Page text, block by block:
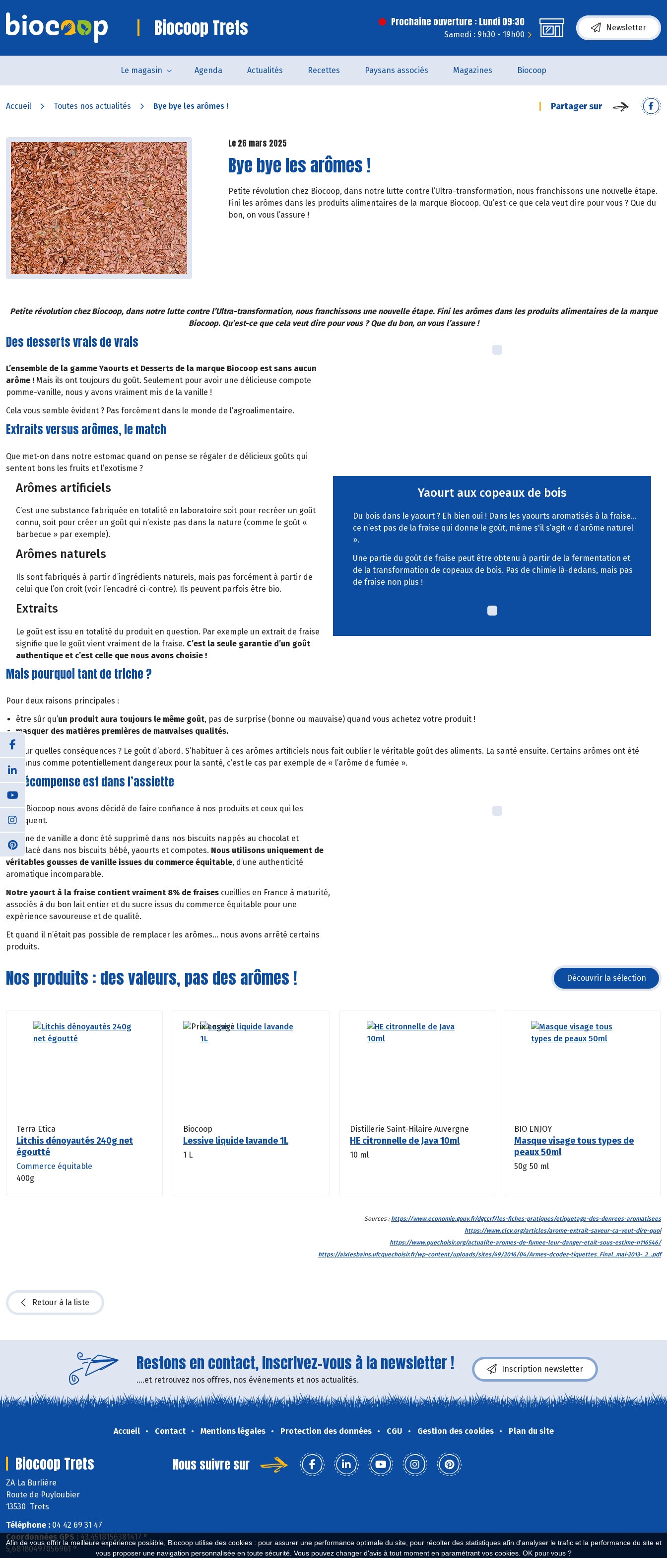
Afin de vous offrir la meilleure expérience possible, Biocoop utilise des cookies : pour assurer une performance optimale du site, pour récolter des statistiques afin d'analyser le trafic et la performance du site et
vous proposer une navigation personnalisée en toute sécurité. Vous pouvez changer d'avis à tout moment en paramétrant vos cookies. OK pour vous ?
Biocoop Trets Prochaine ouverture : Lundi 09:30
Samedi : 9h30 - 19h00
Newsletter
Le magasin Agenda Actualités Recettes Paysans associés Magazines Biocoop
Accueil Toutes nos actualités Bye bye les arômes ! Partager sur
Le 26 mars 2025
Bye bye les arômes !
Petite révolution chez Biocoop, dans notre lutte contre l’Ultra-transformation, nous franchissons une nouvelle étape.
Fini les arômes dans les produits alimentaires de la marque Biocoop. Qu’est-ce que cela veut dire pour vous ? Que du
bon, on vous l’assure !
Petite révolution chez Biocoop, dans notre lutte contre l’Ultra-transformation, nous franchissons une nouvelle étape. Fini les arômes dans les produits alimentaires de la marque
Biocoop. Qu’est-ce que cela veut dire pour vous ? Que du bon, on vous l’assure !
Des desserts vrais de vrais
L’ensemble de la gamme Yaourts et Desserts de la marque Biocoop est sans aucun
arôme ! Mais ils ont toujours du goût. Seulement pour avoir une délicieuse compote
pomme-vanille, nous y avons vraiment mis de la vanille !
Cela vous semble évident ? Pas forcément dans le monde de l’agroalimentaire.
Extraits versus arômes, le match
Que met-on dans notre estomac quand on pense se régaler de délicieux goûts qui
sentent bons les fruits et l’exotisme ?
Arômes artificiels
C’est une substance fabriquée en totalité en laboratoire soit pour recréer un goût
connu, soit pour créer un goût qui n’existe pas dans la nature (comme le goût «
barbecue » par exemple).
Arômes naturels
Ils sont fabriqués à partir d’ingrédients naturels, mais pas forcément à partir de
celui que l’on croit (voir l’encadré ci-contre). Ils peuvent parfois être bio.
Extraits
Le goût est issu en totalité du produit en question. Par exemple un extrait de fraise
signifie que le goût vient vraiment de la fraise. C’est la seule garantie d’un goût
authentique et c’est celle que nous avons choisie !
Yaourt aux copeaux de bois
Du bois dans le yaourt ? Eh bien oui ! Dans les yaourts aromatisés à la fraise…
ce n’est pas de la fraise qui donne le goût, même s'il s’agit « d’arôme naturel
».
Une partie du goût de fraise peut être obtenu à partir de la fermentation et
de la transformation de copeaux de bois. Pas de chimie là-dedans, mais pas
de fraise non plus !
Mais pourquoi tant de triche ?
Pour deux raisons principales :
être sûr qu’un produit aura toujours le même goût, pas de surprise (bonne ou mauvaise) quand vous achetez votre produit !
masquer des matières premières de mauvaises qualités.
Et pour quelles conséquences ? Le goût d’abord. S’habituer à ces arômes artificiels nous fait oublier le véritable goût des aliments. La santé ensuite. Certains arômes ont été
reconnus comme potentiellement dangereux pour la santé, c’est le cas par exemple de « l’arôme de fumée ».
La récompense est dans l’assiette
Chez Biocoop nous avons décidé de faire confiance à nos produits et ceux qui les
fabriquent.
L’arôme de vanille a donc été supprimé dans nos biscuits nappés au chocolat et
remplacé dans nos biscuits bébé, yaourts et compotes. Nous utilisons uniquement de
véritables gousses de vanille issues du commerce équitable, d’une authenticité
aromatique incomparable.
Notre yaourt à la fraise contient vraiment 8% de fraises cueillies en France à maturité,
associés à du bon lait entier et du sucre issus du commerce équitable pour une
expérience savoureuse et de qualité.
Et quand il n’était pas possible de remplacer les arômes… nous avons arrêté certains
produits.
Nos produits : des valeurs, pas des arômes ! Découvrir la sélection
Terra Etica
Litchis dénoyautés 240g net
égoutté
Commerce équitable
400g
Biocoop
Lessive liquide lavande 1L
1 L
Distillerie Saint-Hilaire Auvergne
HE citronnelle de Java 10ml
10 ml
BIO ENJOY
Masque visage tous types de
peaux 50ml
50g 50 ml
Sources : https://www.economie.gouv.fr/dgccrf/les-fiches-pratiques/etiquetage-des-denrees-aromatisees
https://www.clcv.org/articles/arome-extrait-saveur-ca-veut-dire-quoi
https://www.quechoisir.org/actualite-aromes-de-fumee-leur-danger-etait-sous-estime-n116546/
https://aixlesbains.ufcquechoisir.fr/wp-content/uploads/sites/49/2016/04/Armes-dcodez-tiquettes_Final_mai-2013-_2_.pdf
Retour à la liste
Restons en contact, inscrivez-vous à la newsletter !
....et retrouvez nos offres, nos événements et nos actualités.
Inscription newsletter
Accueil Contact Mentions légales Protection des données CGU Gestion des cookies Plan du site
Biocoop Trets
ZA La Burlière
Route de Puyloubier
13530 Trets
Téléphone : 04 42 69 31 47
Coordonnées GPS : 43,4518156381417 ° ,
5,68180497056961 °
Nous suivre sur